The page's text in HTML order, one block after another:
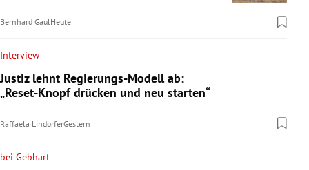
Bernhard GaulHeute
Interview
Justiz lehnt Regierungs-Modell ab:
„Reset-Knopf drücken und neu starten“
Raffaela LindorferGestern
bei Gebhart